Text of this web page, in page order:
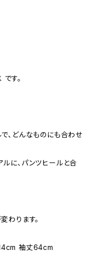
す。
、どんなものにも合わせ
に、パンツヒールと合
わります。
袖丈64cm